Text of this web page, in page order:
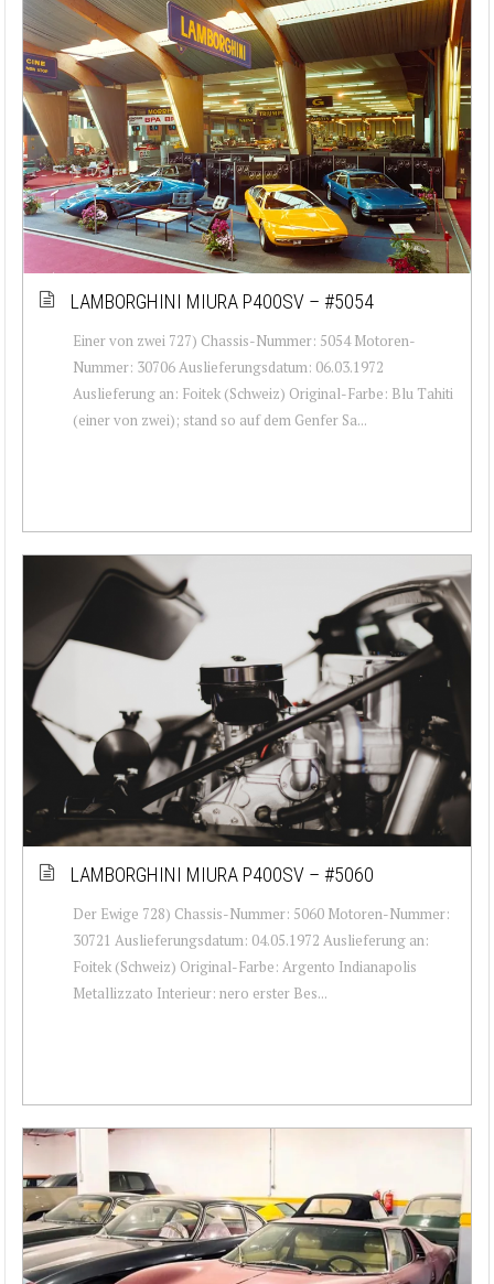
LAMBORGHINI MIURA P400SV – #5054
Einer von zwei 727) Chassis-Nummer: 5054 Motoren-
Nummer: 30706 Auslieferungsdatum: 06.03.1972
Auslieferung an: Foitek (Schweiz) Original-Farbe: Blu Tahiti
(einer von zwei); stand so auf dem Genfer Sa...
LAMBORGHINI MIURA P400SV – #5060
Der Ewige 728) Chassis-Nummer: 5060 Motoren-Nummer:
30721 Auslieferungsdatum: 04.05.1972 Auslieferung an:
Foitek (Schweiz) Original-Farbe: Argento Indianapolis
Metallizzato Interieur: nero erster Bes...